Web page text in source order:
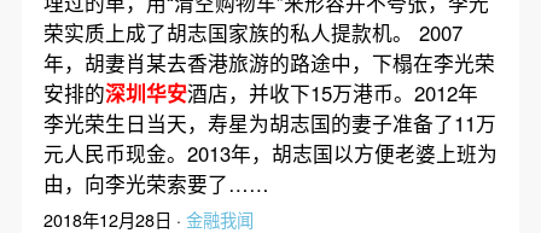
荣实质上成了胡志国家族的私人提款机。 2007
年，胡妻肖某去香港旅游的路途中，下榻在李光荣
安排的深圳华安酒店，并收下15万港币。2012年
李光荣生日当天，寿星为胡志国的妻子准备了11万
元人民币现金。2013年，胡志国以方便老婆上班为
由，向李光荣索要了……
2018年12月28日 · 金融我闻